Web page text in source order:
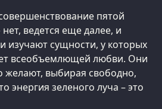
пятой
ведется еще далее, и
изучают сущности, у которых
всеобъемлющей любви. Они
желают, выбирая свободно,
энергия зеленого луча – это